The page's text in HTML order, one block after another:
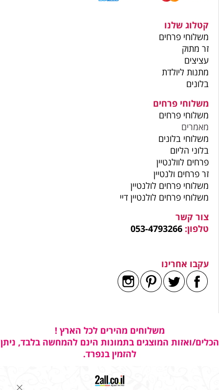
קטלוג שלנו
משלוחי פרחים
זר מתוק
עציצים
מתנות ליולדת
בלונים
משלוחי פרחים
משלוחי פרחים
מאמרים
משלוחי בלונים
בלוני הליום
פרחים לוולנטיין
זר פרחים ולנטיין
משלוחי פרחים לולנטיין
משלוחי פרחים לולנטיין דיי
צור קשר
טלפון: 053-4793266
עקבו אחרינו
משלוחים מהירים לכל הארץ !
הכלים/ואזות המוצגים בתמונות הינם להמחשה בלבד, ניתן
להזמין בנפרד.